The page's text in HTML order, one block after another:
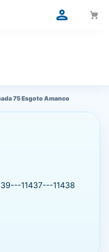
75 Esgoto Amanco